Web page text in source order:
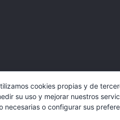
Desarrollado por Grupo
cookies propias y de
su uso y mejorar nuestros
necesarias o configurar sus